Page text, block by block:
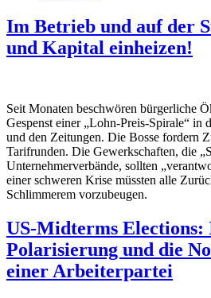
Im Betrieb und auf der
und Kapital einheizen!
Seit Monaten beschwören bürgerliche
Gespenst einer „Lohn-Preis-Spirale“ in
und den Zeitungen. Die Bosse fordern
Tarifrunden. Die Gewerkschaften, die
Unternehmerverbände, sollten
einer schweren Krise müssten alle
Schlimmerem vorzubeugen.
US-Midterms
Polarisierung und die
einer Arbeiterpartei